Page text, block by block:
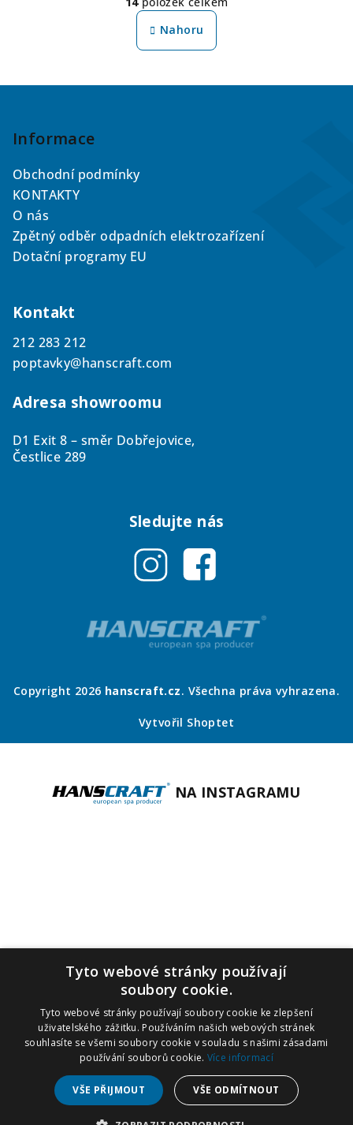
SOBOTY 1.8. A 8.8. MÁME ZAVŘENÝ
SHOWROOM, OBCHOD +420 212 283 212
O
v
l
d
y
v
á
n
k
o
á
Nahoru
Informace
Obchodní podmínky
KONTAKTY
O nás
Zpětný odběr odpadních elektrozařízení
Dotační programy EU
Kontakt
212 283 212
poptavky@hanscraft.com
Adresa showroomu
D1 Exit 8 – směr Dobřejovice,
Čestlice 289
Sledujte nás
Copyright 2026 hanscraft.cz. Všechna práva vyhrazena.
Vytvořil Shoptet
NA INSTAGRAMU
Tyto webové stránky používají
soubory cookie.
Tyto webové stránky používají soubory cookie ke zlepšení
uživatelského zážitku. Používáním našich webových stránek
souhlasíte se všemi soubory cookie v souladu s našimi zásadami
používání souborů cookie. Více informací
VŠE PŘIJMOUT VŠE ODMÍTNOUT